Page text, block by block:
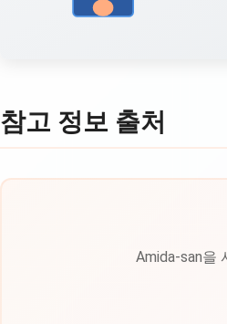
참고 정보 출처
Amida-san을